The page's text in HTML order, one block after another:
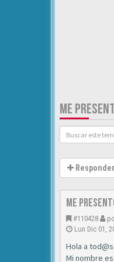
ME
Responder
Me
#110428
Lun Dic 01,
Hola a
Mi nombre